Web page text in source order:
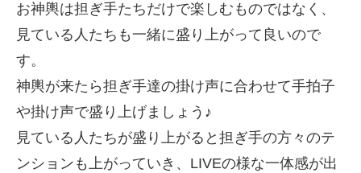
お神輿は担ぎ手たちだけで楽しむものではなく、
見ている人たちも一緒に盛り上がって良いので
す。
神輿が来たら担ぎ手達の掛け声に合わせて手拍子
や掛け声で盛り上げましょう♪
見ている人たちが盛り上がると担ぎ手の方々のテ
ンションも上がっていき、LIVEの様な一体感が出